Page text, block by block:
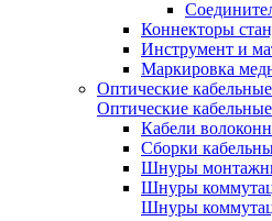
Коннекторы
Инструмент и
Маркировка
Оптические
Оптические
Кабели
Сборки
Шнуры
Шнуры
Шнуры